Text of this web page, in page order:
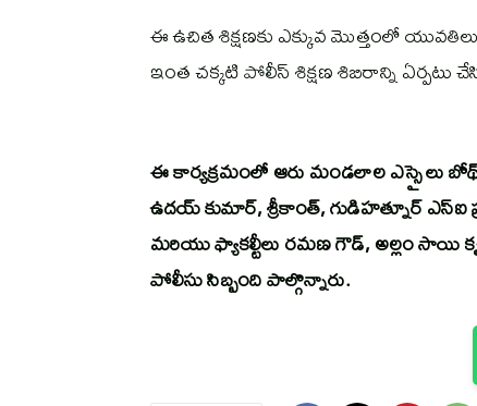
ఈ ఉచిత శిక్షణకు ఎక్కువ మొత్తంలో
ఇంత చక్కటి పోలీస్ శిక్షణ శిబిరాన్ని ఏర్పటు
ఈ కార్యక్రమంలో ఆరు మండలాల ఎస్సై లు
ఉదయ్ కుమార్, శ్రీకాంత్, గుడిహత్నూర్
మరియు ఫ్యాకల్టీలు రమణ గౌడ్, అల్లం సాయి
పోలీసు సిబ్బంది పాల్గొన్నారు.